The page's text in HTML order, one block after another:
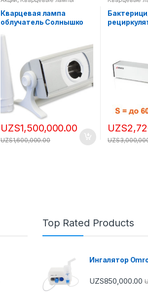
Кварцевая лампа
облучатель Солнышко
UZS1,500,000.00
UZS1,600,000.00
UZS
UZS
Top Rated Products
Ингалятор
UZS850,000.00